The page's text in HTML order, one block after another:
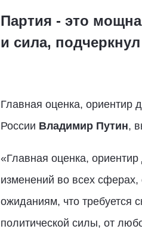
Партия - это
и сила, подчеркнул
Главная оценка, ориентир
России Владимир Путин,
«Главная оценка,
изменений во всех
ожиданиям, что требуется
политической силы, от